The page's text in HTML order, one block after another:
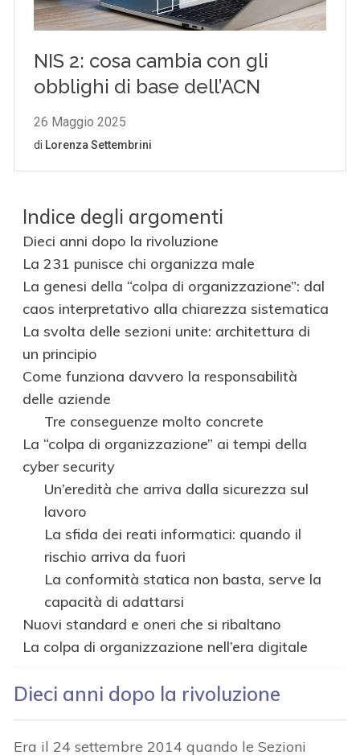
Indice degli argomenti
Dieci anni dopo la rivoluzione
La 231 punisce chi organizza male
La genesi della “colpa di organizzazione”: dal
caos interpretativo alla chiarezza sistematica
La svolta delle sezioni unite: architettura di
un principio
Come funziona davvero la responsabilità
delle aziende
Tre conseguenze molto concrete
La “colpa di organizzazione” ai tempi della
cyber security
Un’eredità che arriva dalla sicurezza sul
lavoro
La sfida dei reati informatici: quando il
rischio arriva da fuori
La conformità statica non basta, serve la
capacità di adattarsi
Nuovi standard e oneri che si ribaltano
La colpa di organizzazione nell’era digitale
Dieci anni dopo la rivoluzione
Era il 24 settembre 2014 quando le Sezioni